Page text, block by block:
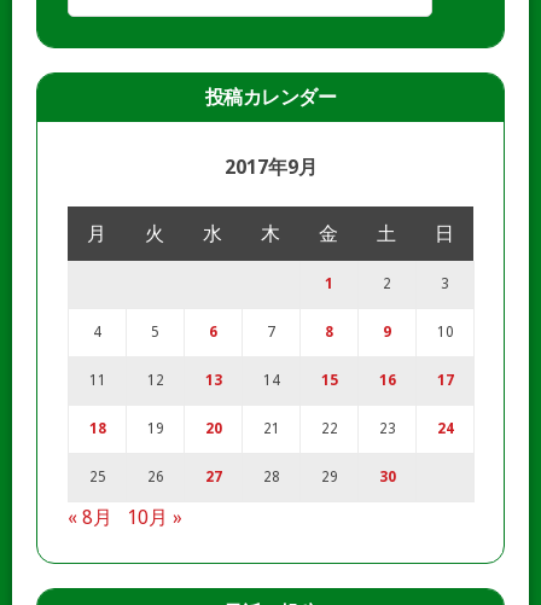
投稿カレンダー
2017年9月
月 火 水 木 金 土 日
1 2 3
4 5 6 7 8 9 10
11 12 13 14 15 16 17
18 19 20 21 22 23 24
25 26 27 28 29 30
« 8月 10月 »